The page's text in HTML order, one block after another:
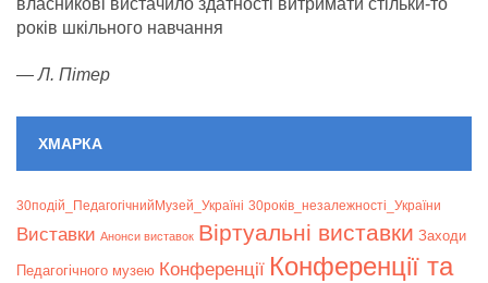
власникові вистачило здатності витримати стільки-то
років шкільного навчання
—Л. Пітер
ХМАРКА
30подій_ПедагогічнийМузей_Україні 30років_незалежності_України
Bиставки Анонси виставок Віртуальні виставки Заходи
Педагогічного музею Конференції Конференції та